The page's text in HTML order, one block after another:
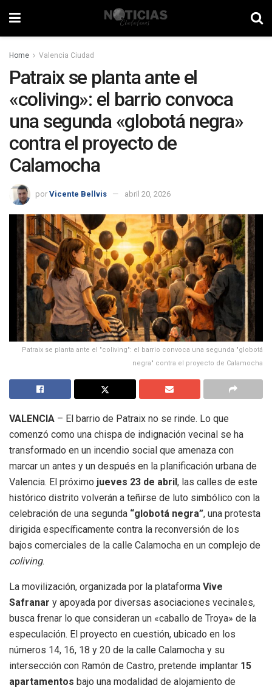
Home Valencia Ciudad
Patraix se planta ante el
«coliving»: el barrio convoca
una segunda «globotá negra»
contra el proyecto de
Calamocha
por Vicente Bellvis abril 20, 2026
Patraix se planta ante el "coliving": el barrio convoca una segunda "globotá
negra" contra el proyecto de Calamocha
VALENCIA – El barrio de Patraix no se rinde. Lo que
comenzó como una chispa de indignación vecinal se ha
transformado en un incendio social que amenaza con
marcar un antes y un después en la planificación urbana de
Valencia. El próximo jueves 23 de abril, las calles de este
histórico distrito volverán a teñirse de luto simbólico con la
celebración de una segunda “globotá negra”, una protesta
dirigida específicamente contra la reconversión de los
bajos comerciales de la calle Calamocha en un complejo de
coliving.
La movilización, organizada por la plataforma Vive
Safranar y apoyada por diversas asociaciones vecinales,
busca frenar lo que consideran un «caballo de Troya» de la
especulación. El proyecto en cuestión, ubicado en los
números 14, 16, 18 y 20 de la calle Calamocha y su
intersección con Ramón de Castro, pretende implantar 15
apartamentos bajo una modalidad de alojamiento de